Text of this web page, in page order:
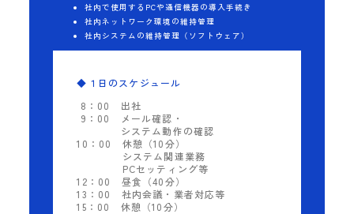
社内で使用するPCや通信機器の導入手続き
社内ネットワーク環境の維持管理
社内システムの維持管理（ソフトウェア）
◆１日のスケジュール
8：00
出社
9：00
メール確認・
システム動作の確認
10：00
休憩（10分）
システム関連業務
PCセッティング等
12：00
昼食（40分）
13：00
社内会議・業者対応等
15：00
休憩（10分）